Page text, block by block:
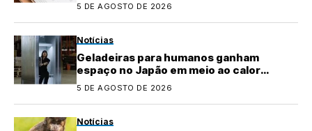
5 DE AGOSTO DE 2026
Notícias
Geladeiras para humanos ganham
espaço no Japão em meio ao calor
extremo
5 DE AGOSTO DE 2026
Notícias